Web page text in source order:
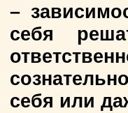
–
себя
себя или